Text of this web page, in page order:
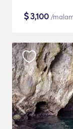
$3,100 /